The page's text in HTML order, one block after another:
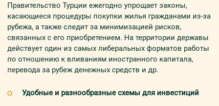
Правительство Турции ежегодно упрощает законы,
касающиеся процедуры покупки жилья гражданами из-за
рубежа, а также следит за минимизацией рисков,
связанных с его приобретением. На территории державы
действует один из самых либеральных форматов работы
по отношению к вливаниям иностранного капитала,
перевода за рубеж денежных средств и др.
Удобные и разнообразные схемы для инвестиций